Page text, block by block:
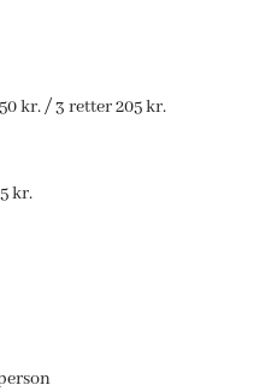
kr. / 3 retter 205 kr.
kr.